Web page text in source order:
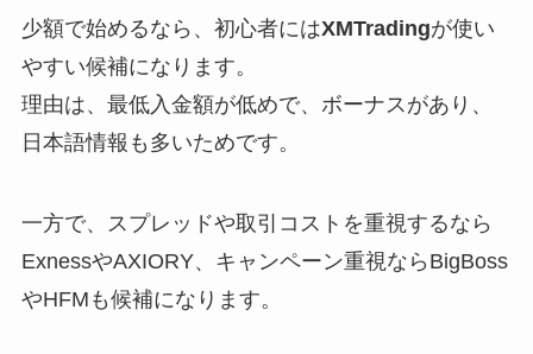
少額で始めるなら、初心者にはXMTradingが使い
やすい候補になります。
理由は、最低入金額が低めで、ボーナスがあり、
日本語情報も多いためです。
一方で、スプレッドや取引コストを重視するなら
ExnessやAXIORY、キャンペーン重視ならBigBoss
やHFMも候補になります。